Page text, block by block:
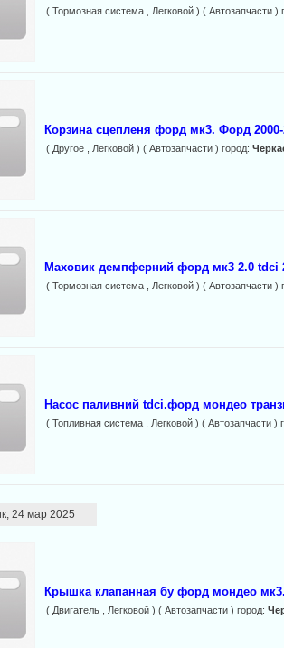
( Тормозная система , Легковой ) ( Автозапчасти )
Корзина сцепленя форд мк3. Форд 2000-
( Другое , Легковой ) ( Автозапчасти ) город:
Маховик демпферний форд мк3 2.0 tdci
( Тормозная система , Легковой ) ( Автозапчасти )
Насос паливний tdci.форд мондео
( Топливная система , Легковой ) ( Автозапчасти )
24 мар 2025
Крышка клапанная бу форд мондео мк3.
( Двигатель , Легковой ) ( Автозапчасти ) город: